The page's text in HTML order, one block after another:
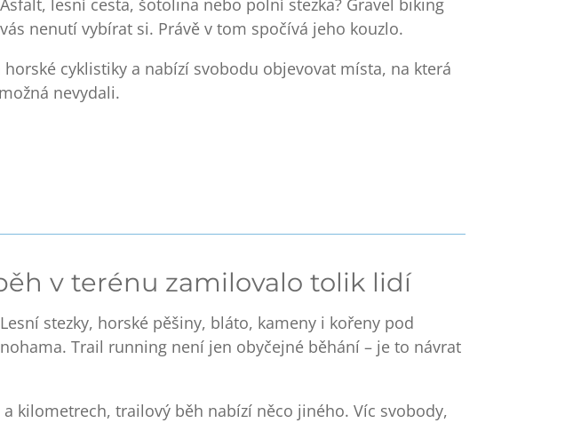
Asfalt, lesní cesta, šotolina nebo polní stezka? Gravel biking
vás nenutí vybírat si. Právě v tom spočívá jeho kouzlo.
cyklistiky a nabízí svobodu objevovat místa, na která
nevydali.
v terénu zamilovalo tolik lidí
Lesní stezky, horské pěšiny, bláto, kameny i kořeny pod
nohama. Trail running není jen obyčejné běhání – je to návrat
kilometrech, trailový běh nabízí něco jiného. Víc svobody,